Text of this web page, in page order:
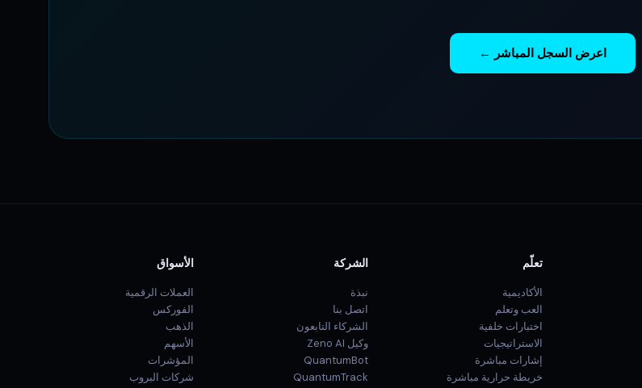
اعرض السجل المباشر ←
تعلّم
الأكاديمية
العب وتعلم
اختبارات خلفية
الاستراتيجيات
إشارات مباشرة
خريطة حرارية مباشرة
الشركة
نبذة
اتصل بنا
الشركاء التابعون
وكيل Zeno AI
QuantumBot
QuantumTrack
الأسواق
العملات الرقمية
الفوركس
الذهب
الأسهم
المؤشرات
شركات البروب